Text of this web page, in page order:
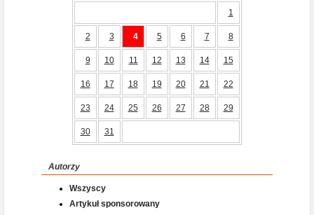
1
2 3 4 5 6 7 8
9 10 11 12 13 14 15
16 17 18 19 20 21 22
23 24 25 26 27 28 29
30 31
Autorzy
Wszyscy
Artykuł sponsorowany